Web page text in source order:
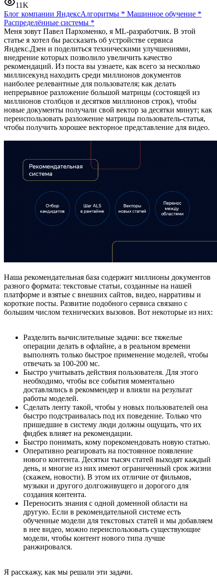
11K
Блог компании ЯндексАлгоритмы * Машинное обучение *
Распределённые системы *
Меня зовут Павел Пархоменко, я ML-разработчик. В этой
статье я хотел бы рассказать об устройстве сервиса
Яндекс.Дзен и поделиться техническими улучшениями,
внедрение которых позволило увеличить качество
рекомендаций. Из поста вы узнаете, как всего за несколько
миллисекунд находить среди миллионов документов
наиболее релевантные для пользователя; как делать
непрерывное разложение большой матрицы (состоящей из
миллионов столбцов и десятков миллионов строк), чтобы
новые документы получали свой вектор за десятки минут; как
переиспользовать разложение матрицы пользователь-статья,
чтобы получить хорошее векторное представление для видео.
Наша рекомендательная база содержит миллионы документов
разного формата: текстовые статьи, созданные на нашей
платформе и взятые с внешних сайтов, видео, нарративы и
короткие посты. Развитие подобного сервиса связано с
большим числом технических вызовов. Вот некоторые из них:
Разделить вычислительные задачи: все тяжелые
операции делать в офлайне, а в реальном времени
выполнять только быстрое применение моделей, чтобы
отвечать за 100-200 мс.
Быстро учитывать действия пользователя. Для этого
необходимо, чтобы все события моментально
доставлялись в рекоммендер и влияли на результат
работы моделей.
Сделать ленту такой, чтобы у новых пользователей она
быстро подстраивалась под их поведение. Только что
пришедшие в систему люди должны ощущать, что их
фидбек влияет на рекомендации.
Быстро понимать, кому порекомендовать новую статью.
Оперативно реагировать на постоянное появление
нового контента. Десятки тысяч статей выходят каждый
день, и многие из них имеют ограниченный срок жизни
(скажем, новости). В этом их отличие от фильмов,
музыки и другого долгоживущего и дорогого для
создания контента.
Переносить знания с одной доменной области на
другую. Если в рекомендательной системе есть
обученные модели для текстовых статей и мы добавляем
в нее видео, можно переиспользовать существующие
модели, чтобы контент нового типа лучше
ранжировался.
Я расскажу, как мы решали эти задачи.